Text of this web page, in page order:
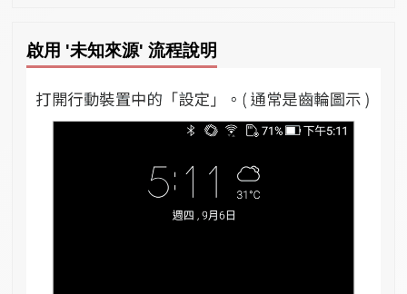
啟用 '未知來源' 流程說明